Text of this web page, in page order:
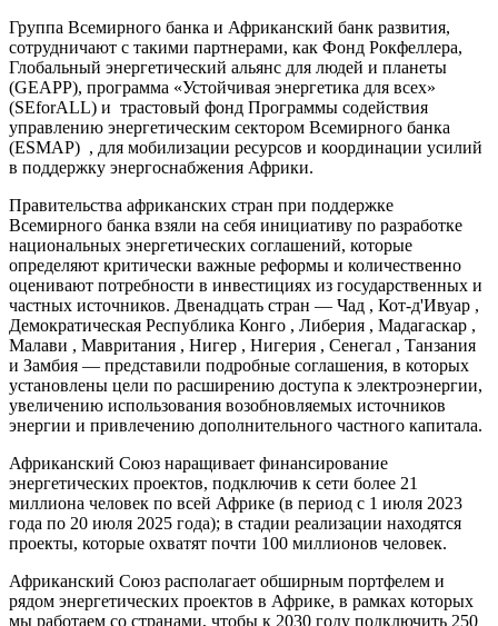
Группа Всемирного банка и Африканский банк развития,
сотрудничают с такими партнерами, как Фонд Рокфеллера,
Глобальный энергетический альянс для людей и планеты
(GEAPP), программа «Устойчивая энергетика для всех»
(SEforALL) и трастовый фонд Программы содействия
управлению энергетическим сектором Всемирного банка
(ESMAP) , для мобилизации ресурсов и координации усилий
в поддержку энергоснабжения Африки.
Правительства африканских стран при поддержке
Всемирного банка взяли на себя инициативу по разработке
национальных энергетических соглашений, которые
определяют критически важные реформы и количественно
оценивают потребности в инвестициях из государственных и
частных источников. Двенадцать стран — Чад , Кот-д'Ивуар ,
Демократическая Республика Конго , Либерия , Мадагаскар ,
Малави , Мавритания , Нигер , Нигерия , Сенегал , Танзания
и Замбия — представили подробные соглашения, в которых
установлены цели по расширению доступа к электроэнергии,
увеличению использования возобновляемых источников
энергии и привлечению дополнительного частного капитала.
Африканский Союз наращивает финансирование
энергетических проектов, подключив к сети более 21
миллиона человек по всей Африке (в период с 1 июля 2023
года по 20 июля 2025 года); в стадии реализации находятся
проекты, которые охватят почти 100 миллионов человек.
Африканский Союз располагает обширным портфелем и
рядом энергетических проектов в Африке, в рамках которых
мы работаем со странами, чтобы к 2030 году подключить 250